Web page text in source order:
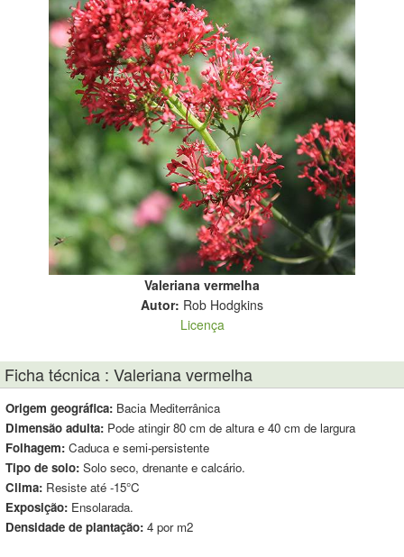
Valeriana vermelha
Autor: Rob Hodgkins
Licença
Ficha técnica : Valeriana vermelha
Origem geográfica: Bacia Mediterrânica
Dimensão adulta: Pode atingir 80 cm de altura e 40 cm de largura
Folhagem: Caduca e semi-persistente
Tipo de solo: Solo seco, drenante e calcário.
Clima: Resiste até -15°C
Exposição: Ensolarada.
Densidade de plantação: 4 por m2